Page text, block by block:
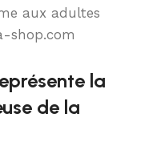
aux adultes
shop.com
la
de la